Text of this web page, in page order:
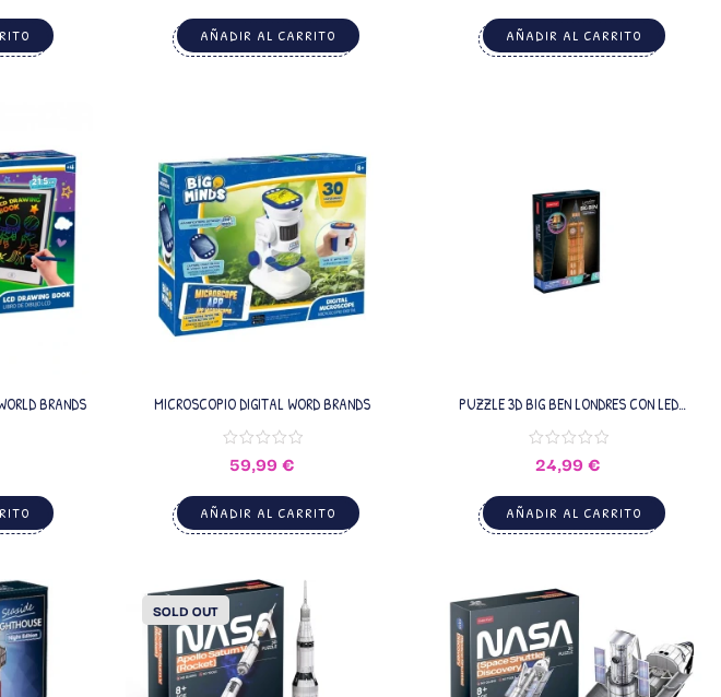
AÑADIR AL CARRITO AÑADIR AL CARRITO
BRANDS MICROSCOPIO DIGITAL WORD BRANDS
59,99 €
AÑADIR AL CARRITO
PUZZLE 3D BIG BEN LONDRES CON LED
24,99 €
AÑADIR AL CARRITO
SOLD OUT